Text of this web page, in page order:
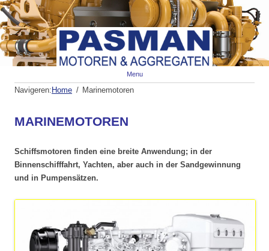
Menu
Navigeren: Home Marinemotoren
MARINEMOTOREN
Schiffsmotoren finden eine breite Anwendung; in der
Binnenschifffahrt, Yachten, aber auch in der Sandgewinnung
und in Pumpensätzen.